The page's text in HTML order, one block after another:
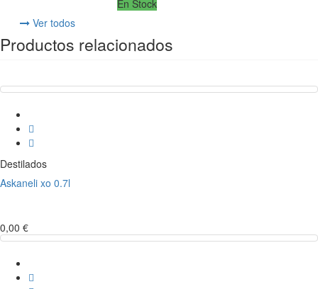
En Stock
Ver todos
Productos relacionados
Destilados
Askaneli xo 0.7l
0,00 €